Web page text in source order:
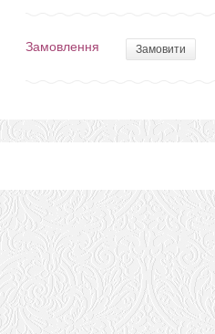
Замовлення Замовити